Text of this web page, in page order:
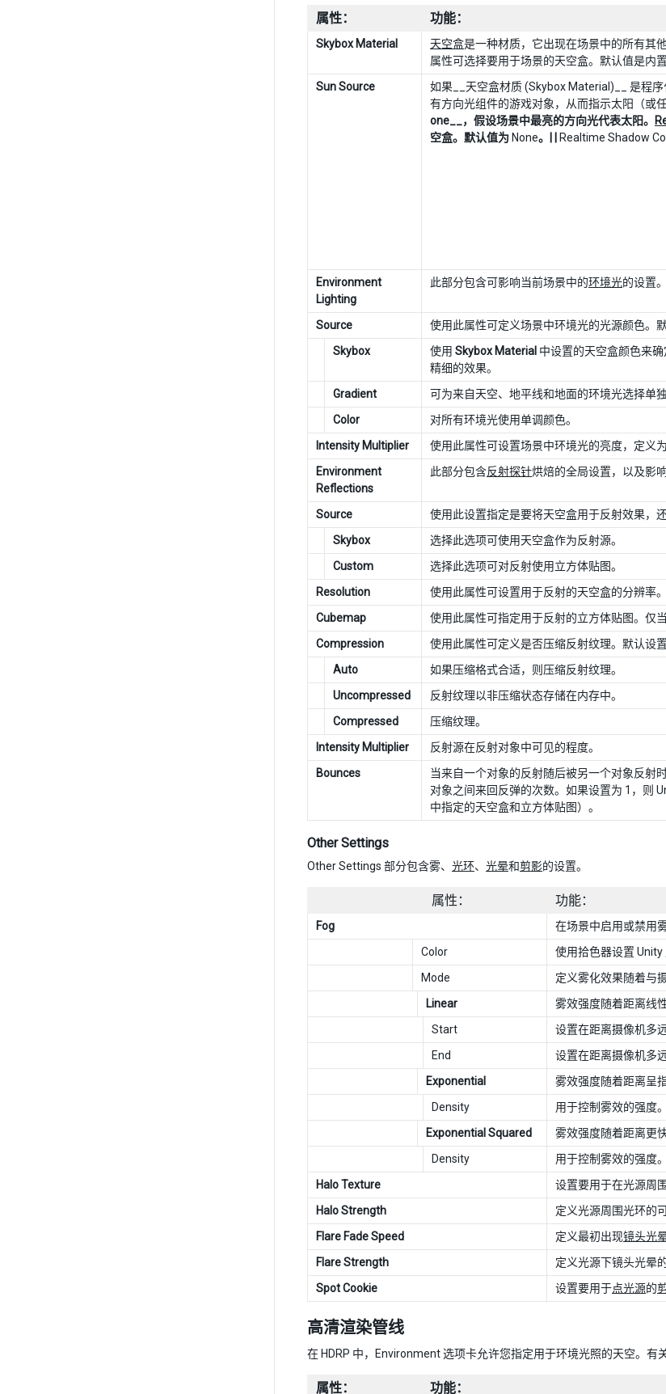
属性： 功能：
Skybox Material 天空盒是一种材质，它出现在场景中的所有其
属性可选择要用于场景的天空盒。默认值是内
Sun Source
如果__天空盒材质 (Skybox Material)__ 是程
有方向光组件的游戏对象，从而指示太阳（或
one__，假设场景中最亮的方向光代表太阳。
空盒。默认值为 None。| | Realtime Shadow
Environment
Lighting
此部分包含可影响当前场景中的环境光的设置。
Source 使用此属性可定义场景中环境光的光源颜色。
Skybox
使用 Skybox Material 中设置的天空盒颜色来
精细的效果。
Gradient
可为来自天空、地平线和地面的环境光选择单
Color
对所有环境光使用单调颜色。
Intensity Multiplier
使用此属性可设置场景中环境光的亮度，定义
Environment
Reflections
此部分包含反射探针烘焙的全局设置，以及影
Source 使用此设置指定是要将天空盒用于反射效果，
Skybox
选择此选项可使用天空盒作为反射源。
Custom
选择此选项可对反射使用立方体贴图。
Resolution
使用此属性可设置用于反射的天空盒的分辨率
Cubemap
使用此属性可指定用于反射的立方体贴图。仅当
Compression
使用此属性可定义是否压缩反射纹理。默认设
Auto
如果压缩格式合适，则压缩反射纹理。
Uncompressed
反射纹理以非压缩状态存储在内存中。
Compressed
压缩纹理。
Intensity Multiplier
反射源在反射对象中可见的程度。
Bounces
当来自一个对象的反射随后被另一个对象反射
对象之间来回反弹的次数。如果设置为 1，则
中指定的天空盒和立方体贴图）。
Other Settings
Other Settings 部分包含雾、 光环、 光晕和剪影的设置。
属性： 功能：
Fog 在场景中启用或禁用
Color
使用拾色器设置 Unity
Mode
定义雾化效果随着与
Linear
雾效强度随着距离线
Start
设置在距离摄像机多
End
设置在距离摄像机多
Exponential
雾效强度随着距离呈
Density
用于控制雾效的强度
Exponential Squared
雾效强度随着距离更
Density
用于控制雾效的强度
Halo Texture
设置要用于在光源周
Halo Strength
定义光源周围光环的
Flare Fade Speed
定义最初出现镜头光
Flare Strength
定义光源下镜头光晕
Spot Cookie
设置要用于点光源的
高清渲染管线
在 HDRP 中，Environment 选项卡允许您指定用于环境光照的天空。有
属性： 功能：